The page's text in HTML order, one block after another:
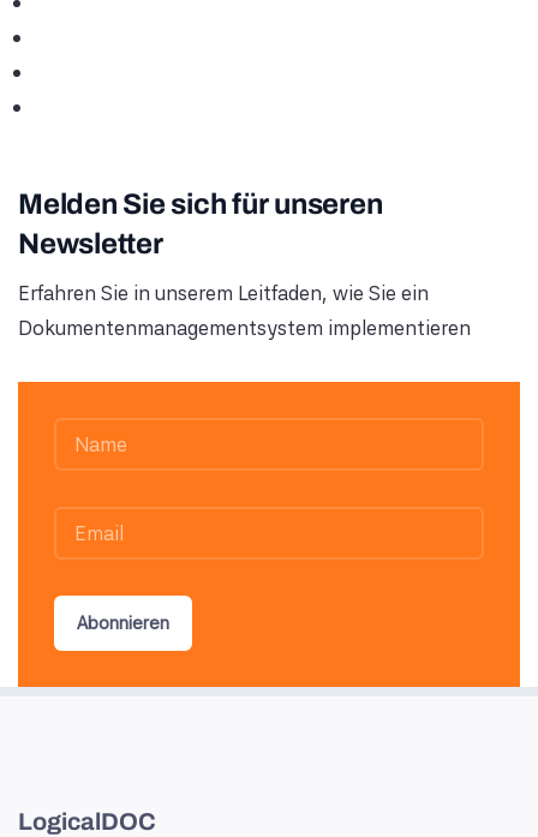
Melden Sie sich für unseren
Newsletter
Erfahren Sie in unserem Leitfaden, wie Sie ein
Dokumentenmanagementsystem implementieren
Abonnieren
LogicalDOC